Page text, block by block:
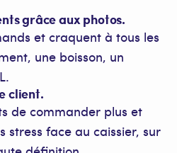
grâce aux photos.
et craquent à tous les
une boisson, un
client.
de commander plus et
stress face au caissier, sur